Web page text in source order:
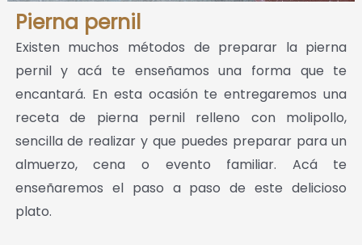
Pierna pernil
Existen muchos métodos de preparar la pierna
pernil y acá te enseñamos una forma que te
encantará. En esta ocasión te entregaremos una
receta de pierna pernil relleno con molipollo,
sencilla de realizar y que puedes preparar para un
almuerzo, cena o evento familiar. Acá te
enseñaremos el paso a paso de este delicioso
plato.